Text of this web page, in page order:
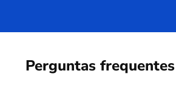
Perguntas frequentes